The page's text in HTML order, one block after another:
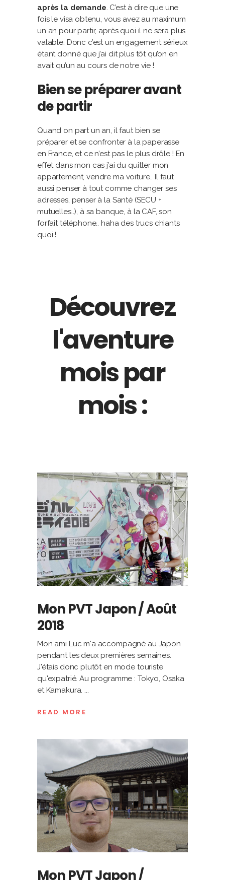
après la demande. C’est à dire que une
fois le visa obtenu, vous avez au maximum
un an pour partir, après quoi il ne sera plus
valable. Donc c’est un engagement sérieux
étant donné que j’ai dit plus tôt qu’on en
avait qu’un au cours de notre vie !
Bien se préparer avant
de partir
Quand on part un an, il faut bien se
préparer et se confronter à la paperasse
en France, et ce n’est pas le plus drôle ! En
effet dans mon cas j’ai du quitter mon
appartement, vendre ma voiture.. Il faut
aussi penser à tout comme changer ses
adresses, penser à la Santé (SECU +
mutuelles..), à sa banque, à la CAF, son
forfait téléphone.. haha des trucs chiants
quoi !
Découvrez
l'aventure
mois par
mois :
Mon PVT Japon / Août
2018
Mon ami Luc m'a accompagné au Japon
pendant les deux premières semaines.
J'étais donc plutôt en mode touriste
qu'expatrié. Au programme : Tokyo, Osaka
et Kamakura.
READ MORE
Mon PVT Japon /